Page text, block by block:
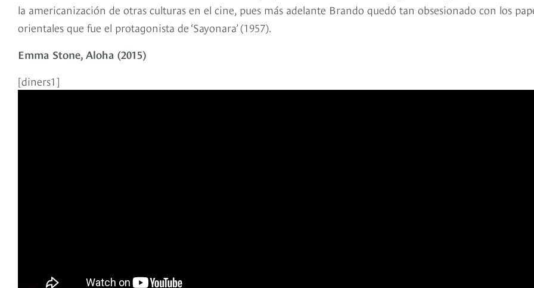
la americanización de otras culturas en el cine, pues más adelante Brando quedó tan obsesionado con los
orientales que fue el protagonista de ‘Sayonara’ (1957).
Emma Stone, Aloha (2015)
[diners1]